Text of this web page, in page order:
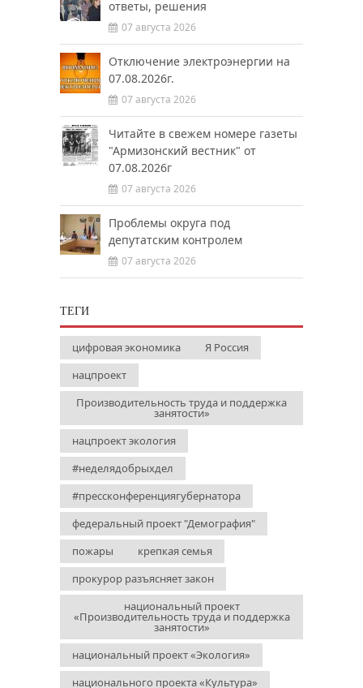
ответы, решения
07 августа 2026
Отключение электроэнергии на
07.08.2026г.
07 августа 2026
Читайте в свежем номере газеты
"Армизонский вестник" от
07.08.2026г
07 августа 2026
Проблемы округа под
депутатским контролем
07 августа 2026
ТЕГИ
цифровая экономика
Я Россия
нацпроект
Производительность труда и поддержка
занятости»
нацпроект экология
#неделядобрыхдел
#прессконференциягубернатора
федеральный проект "Демография"
пожары
крепкая семья
прокурор разъясняет закон
национальный проект
«Производительность труда и поддержка
занятости»
национальный проект «Экология»
национального проекта «Культура»